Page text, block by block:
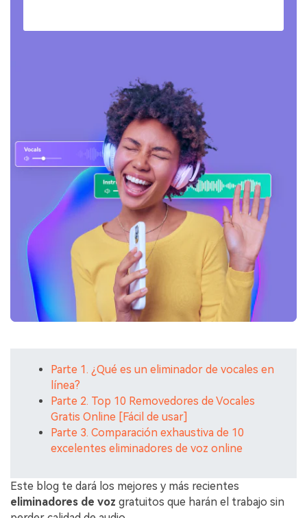
Parte 1. ¿Qué es un eliminador de vocales en
línea?
Parte 2. Top 10 Removedores de Vocales
Gratis Online [Fácil de usar]
Parte 3. Comparación exhaustiva de 10
excelentes eliminadores de voz online
Este blog te dará los mejores y más recientes
eliminadores de voz gratuitos que harán el trabajo sin